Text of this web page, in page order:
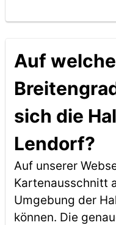
Auf
sich die
Lendorf?
Auf unserer
Kartenausschnitt
Umgebung der
können. Die